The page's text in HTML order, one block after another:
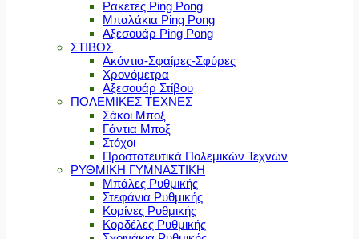
Ρακέτες Ping Pong
Μπαλάκια Ping Pong
Αξεσουάρ Ping Pong
ΣΤΙΒΟΣ
Ακόντια-Σφαίρες-Σφύρες
Χρονόμετρα
Αξεσουάρ Στίβου
ΠΟΛΕΜΙΚΕΣ ΤΕΧΝΕΣ
Σάκοι Μποξ
Γάντια Μποξ
Στόχοι
Προστατευτικά Πολεμικών Τεχνών
ΡΥΘΜΙΚΗ ΓΥΜΝΑΣΤΙΚΗ
Μπάλες Ρυθμικής
Στεφάνια Ρυθμικής
Κορίνες Ρυθμικής
Κορδέλες Ρυθμικής